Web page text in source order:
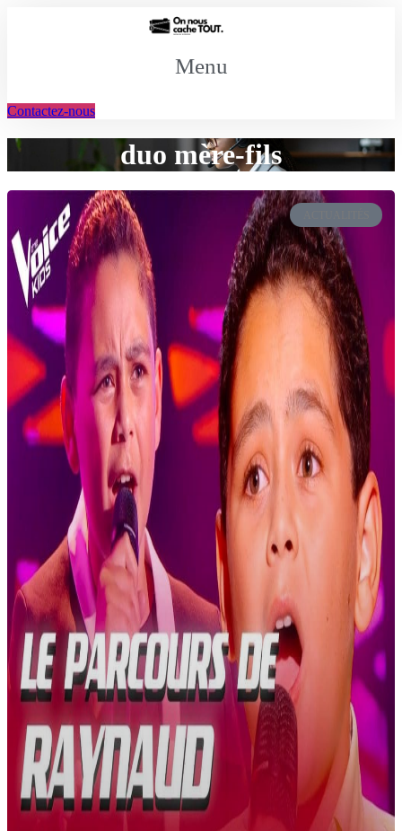
Menu
Contactez-nous
duo mère-fils